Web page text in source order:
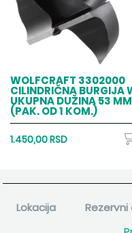
WOLFCRAFT 3302000
CILINDRIČNA BURGIJA
UKUPNA DUŽINA 53 MM
(PAK. OD 1 KOM.)
1.450,00 RSD
Lokacija Rezervni